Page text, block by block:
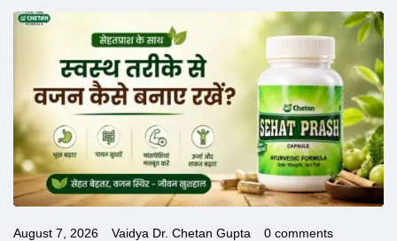
August 7, 2026 Vaidya Dr. Chetan Gupta 0 comments